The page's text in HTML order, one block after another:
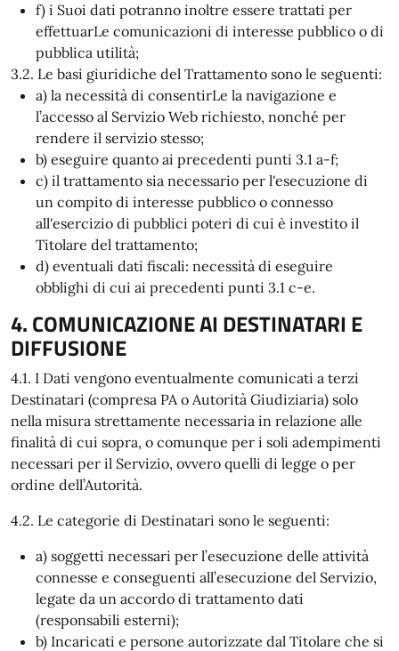
f) i Suoi dati potranno inoltre essere trattati per
effettuarLe comunicazioni di interesse pubblico o di
pubblica utilità;
3.2. Le basi giuridiche del Trattamento sono le seguenti:
a) la necessità di consentirLe la navigazione e
l’accesso al Servizio Web richiesto, nonché per
rendere il servizio stesso;
b) eseguire quanto ai precedenti punti 3.1 a-f;
c) il trattamento sia necessario per l'esecuzione di
un compito di interesse pubblico o connesso
all'esercizio di pubblici poteri di cui è investito il
Titolare del trattamento;
d) eventuali dati fiscali: necessità di eseguire
obblighi di cui ai precedenti punti 3.1 c-e.
4. COMUNICAZIONE AI DESTINATARI E
DIFFUSIONE
4.1. I Dati vengono eventualmente comunicati a terzi
Destinatari (compresa PA o Autorità Giudiziaria) solo
nella misura strettamente necessaria in relazione alle
finalità di cui sopra, o comunque per i soli adempimenti
necessari per il Servizio, ovvero quelli di legge o per
ordine dell’Autorità.
4.2. Le categorie di Destinatari sono le seguenti:
a) soggetti necessari per l’esecuzione delle attività
connesse e conseguenti all’esecuzione del Servizio,
legate da un accordo di trattamento dati
(responsabili esterni);
b) Incaricati e persone autorizzate dal Titolare che si